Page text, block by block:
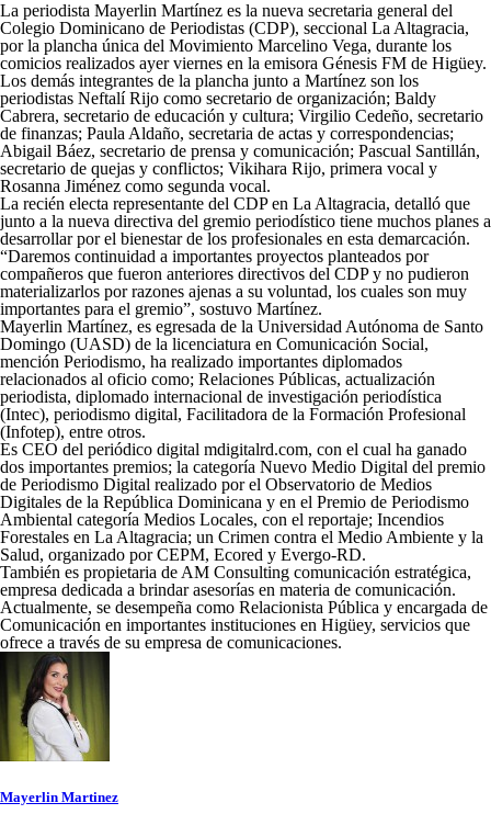
La periodista Mayerlin Martínez es la nueva secretaria general del
Colegio Dominicano de Periodistas (CDP), seccional La Altagracia,
por la plancha única del Movimiento Marcelino Vega, durante los
comicios realizados ayer viernes en la emisora Génesis FM de Higüey.
Los demás integrantes de la plancha junto a Martínez son los
periodistas Neftalí Rijo como secretario de organización; Baldy
Cabrera, secretario de educación y cultura; Virgilio Cedeño, secretario
de finanzas; Paula Aldaño, secretaria de actas y correspondencias;
Abigail Báez, secretario de prensa y comunicación; Pascual Santillán,
secretario de quejas y conflictos; Vikihara Rijo, primera vocal y
Rosanna Jiménez como segunda vocal.
La recién electa representante del CDP en La Altagracia, detalló que
junto a la nueva directiva del gremio periodístico tiene muchos planes a
desarrollar por el bienestar de los profesionales en esta demarcación.
“Daremos continuidad a importantes proyectos planteados por
compañeros que fueron anteriores directivos del CDP y no pudieron
materializarlos por razones ajenas a su voluntad, los cuales son muy
importantes para el gremio”, sostuvo Martínez.
Mayerlin Martínez, es egresada de la Universidad Autónoma de Santo
Domingo (UASD) de la licenciatura en Comunicación Social,
mención Periodismo, ha realizado importantes diplomados
relacionados al oficio como; Relaciones Públicas, actualización
periodista, diplomado internacional de investigación periodística
(Intec), periodismo digital, Facilitadora de la Formación Profesional
(Infotep), entre otros.
Es CEO del periódico digital mdigitalrd.com, con el cual ha ganado
dos importantes premios; la categoría Nuevo Medio Digital del premio
de Periodismo Digital realizado por el Observatorio de Medios
Digitales de la República Dominicana y en el Premio de Periodismo
Ambiental categoría Medios Locales, con el reportaje; Incendios
Forestales en La Altagracia; un Crimen contra el Medio Ambiente y la
Salud, organizado por CEPM, Ecored y Evergo-RD.
También es propietaria de AM Consulting comunicación estratégica,
empresa dedicada a brindar asesorías en materia de comunicación.
Actualmente, se desempeña como Relacionista Pública y encargada de
Comunicación en importantes instituciones en Higüey, servicios que
ofrece a través de su empresa de comunicaciones.
Mayerlin Martinez